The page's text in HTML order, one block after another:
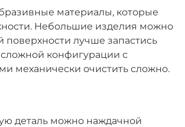
материалы, которые
Небольшие изделия можно
поверхности лучше запастись
конфигурации с
механически очистить сложно.
деталь можно наждачной